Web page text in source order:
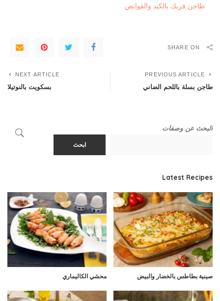
طاجن فريك بالكبد والقوانص
SHARE ON
PREVIOUS ARTICLE
طاجن بسلة باللحم الضاني
NEXT ARTICLE
بسكويت بالنوتيلا
البحث عن وصفات
ابحث
Latest Recipes
صينية بطاطس بالخضار والبيض محشي الكاليماري